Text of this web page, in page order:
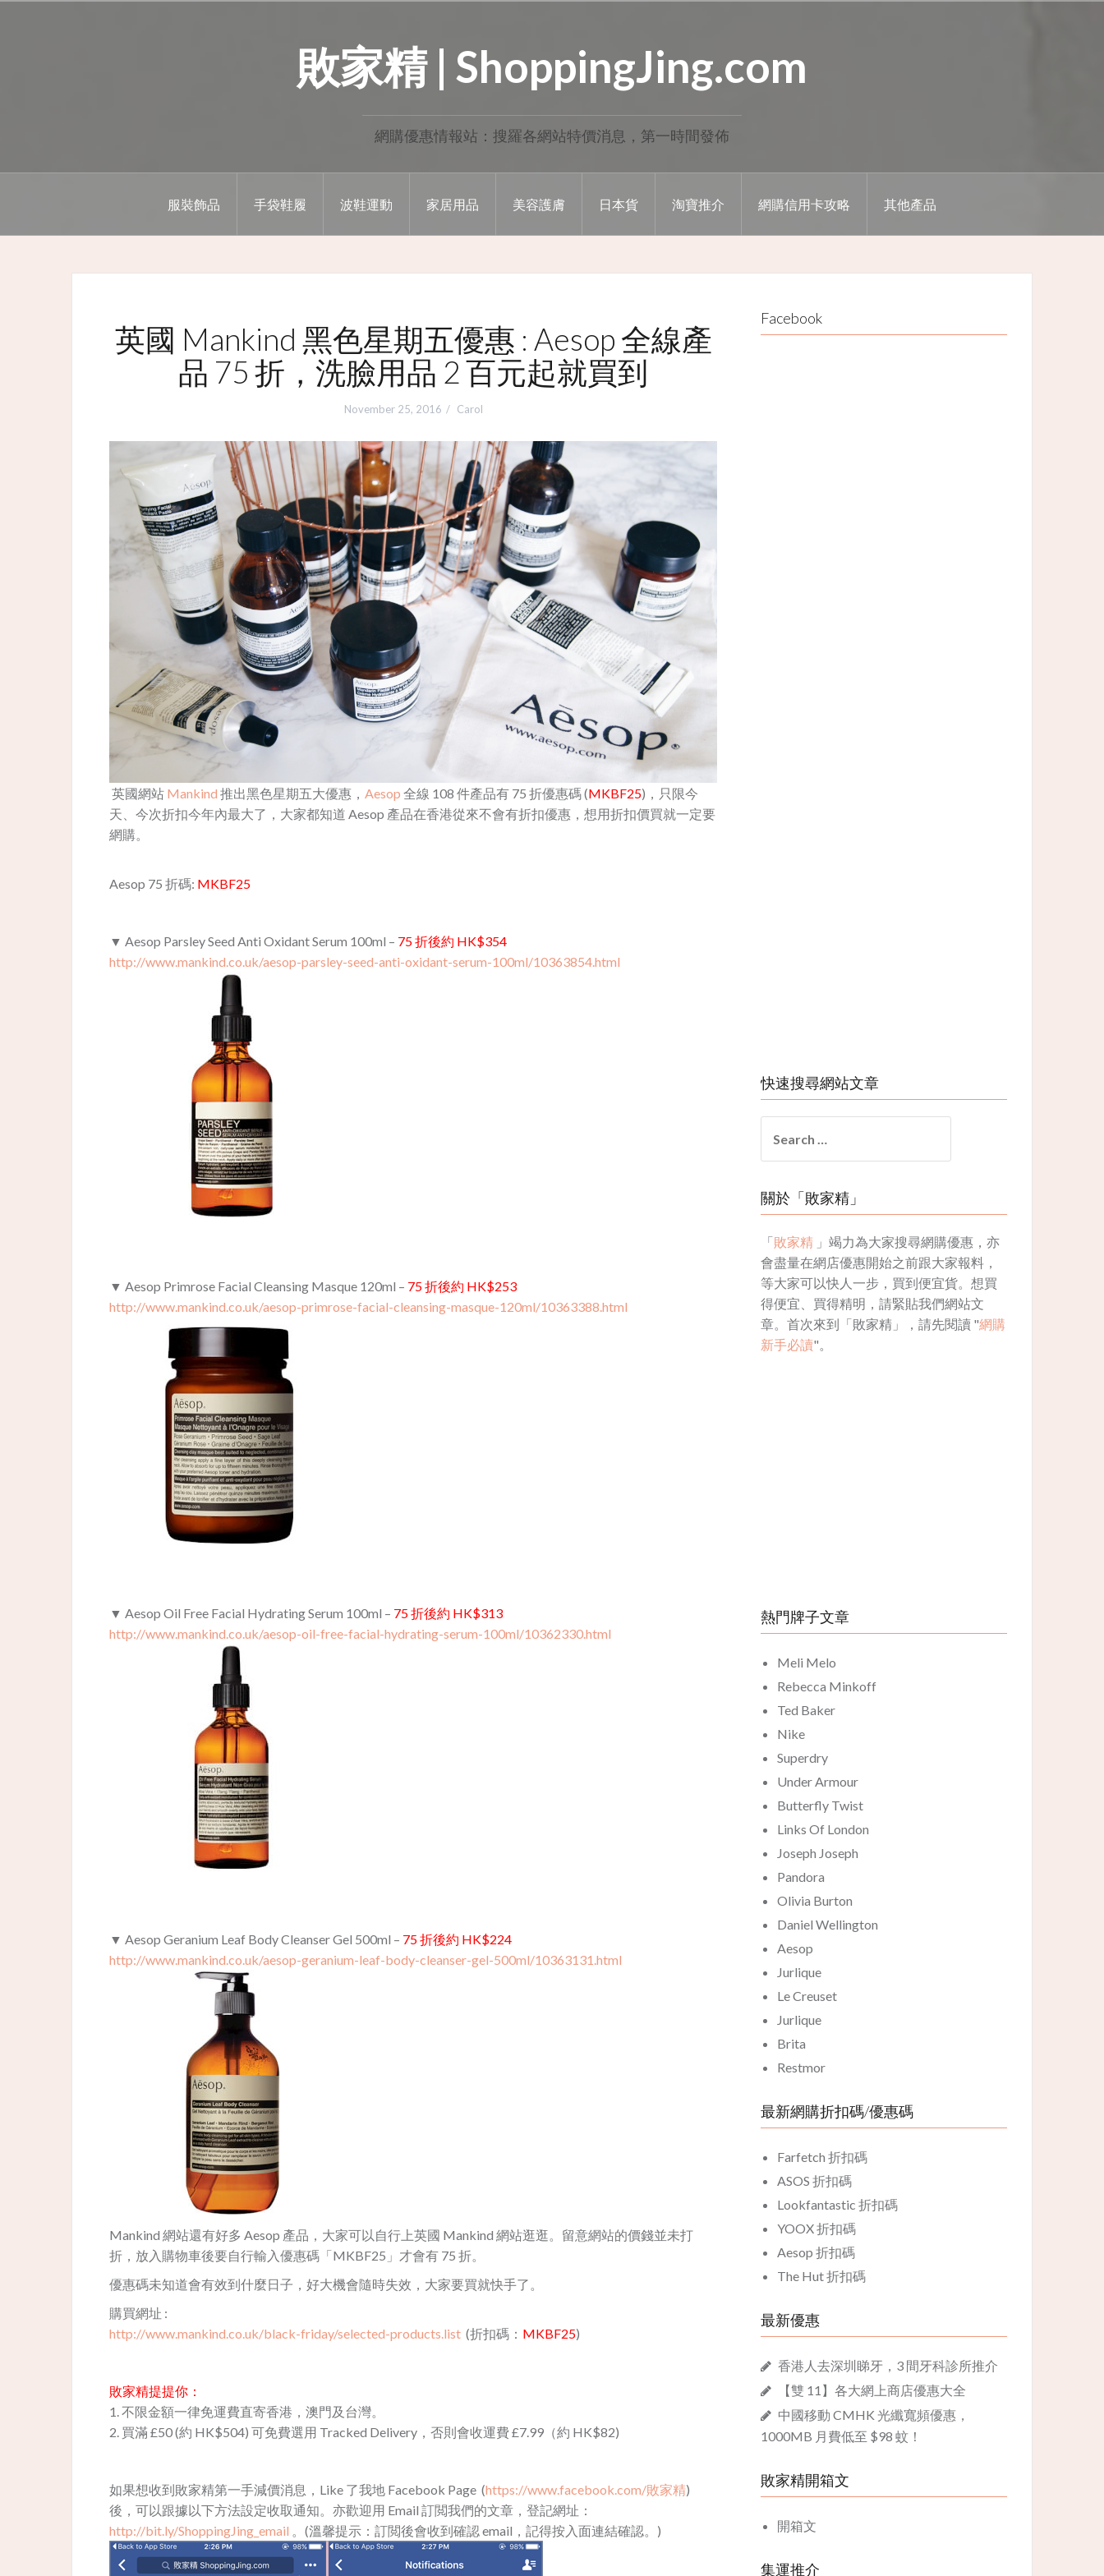
敗家精 | ShoppingJing.com
網購優惠情報站：搜羅各網站特價消息，第一時間發佈
服裝飾品 手袋鞋履 波鞋運動 家居用品 美容護膚 日本貨 淘寶推介 網購信用卡攻略 其他產品
英國 Mankind 黑色星期五優惠 : Aesop 全線產
品 75 折，洗臉用品 2 百元起就買到
November 25, 2016 Carol
英國網站 Mankind 推出黑色星期五大優惠， Aesop 全線 108 件產品有 75 折優惠碼 (MKBF25)，只限今
天、今次折扣今年內最大了，大家都知道 Aesop 產品在香港從來不會有折扣優惠，想用折扣價買就一定要
網購。
Aesop 75 折碼: MKBF25
▼ Aesop Parsley Seed Anti Oxidant Serum 100ml – 75 折後約 HK$354
http://www.mankind.co.uk/aesop-parsley-seed-anti-oxidant-serum-100ml/10363854.html
▼ Aesop Primrose Facial Cleansing Masque 120ml – 75 折後約 HK$253
http://www.mankind.co.uk/aesop-primrose-facial-cleansing-masque-120ml/10363388.html
▼ Aesop Oil Free Facial Hydrating Serum 100ml – 75 折後約 HK$313
http://www.mankind.co.uk/aesop-oil-free-facial-hydrating-serum-100ml/10362330.html
▼ Aesop Geranium Leaf Body Cleanser Gel 500ml – 75 折後約 HK$224
http://www.mankind.co.uk/aesop-geranium-leaf-body-cleanser-gel-500ml/10363131.html
Mankind 網站還有好多 Aesop 產品，大家可以自行上英國 Mankind 網站逛逛。留意網站的價錢並未打
折，放入購物車後要自行輸入優惠碼「MKBF25」才會有 75 折。
優惠碼未知道會有效到什麼日子，好大機會隨時失效，大家要買就快手了。
購買網址 :
http://www.mankind.co.uk/black-friday/selected-products.list (折扣碼： MKBF25)
敗家精提提你：
1. 不限金額一律免運費直寄香港，澳門及台灣。
2. 買滿 £50 (約 HK$504) 可免費選用 Tracked Delivery，否則會收運費 £7.99（約 HK$82)
如果想收到敗家精第一手減價消息，Like 了我地 Facebook Page (https://www.facebook.com/敗家精)
後，可以跟據以下方法設定收取通知。亦歡迎用 Email 訂閲我們的文章，登記網址：
http://bit.ly/ShoppingJing_email 。(溫馨提示：訂閲後會收到確認 email，記得按入面連結確認。)
Facebook
快速搜尋網站文章
for:
關於「敗家精」
「敗家精 」竭力為大家搜尋網購優惠，亦
會盡量在網店優惠開始之前跟大家報料，
等大家可以快人一步，買到便宜貨。想買
得便宜、買得精明，請緊貼我們網站文
章。首次來到「敗家精」，請先閱讀 "網購
新手必讀"。
熱門牌子文章
Meli Melo
Rebecca Minkoff
Ted Baker
Nike
Superdry
Under Armour
Butterfly Twist
Links Of London
Joseph Joseph
Pandora
Olivia Burton
Daniel Wellington
Aesop
Jurlique
Le Creuset
Jurlique
Brita
Restmor
最新網購折扣碼/優惠碼
Farfetch 折扣碼
ASOS 折扣碼
Lookfantastic 折扣碼
YOOX 折扣碼
Aesop 折扣碼
The Hut 折扣碼
最新優惠
香港人去深圳睇牙，3 間牙科診所推介
【雙 11】各大網上商店優惠大全
中國移動 CMHK 光纖寬頻優惠，
1000MB 月費低至 $98 蚊！
敗家精開箱文
開箱文
集運推介